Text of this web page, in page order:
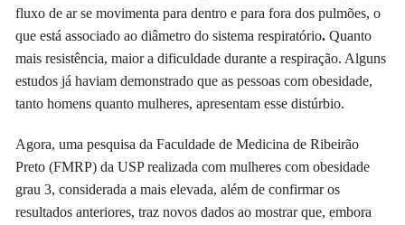
fluxo de ar se movimenta para dentro e para fora dos pulmões, o
que está associado ao diâmetro do sistema respiratório. Quanto
mais resistência, maior a dificuldade durante a respiração. Alguns
estudos já haviam demonstrado que as pessoas com obesidade,
tanto homens quanto mulheres, apresentam esse distúrbio.
Agora, uma pesquisa da Faculdade de Medicina de Ribeirão
Preto (FMRP) da USP realizada com mulheres com obesidade
grau 3, considerada a mais elevada, além de confirmar os
resultados anteriores, traz novos dados ao mostrar que, embora